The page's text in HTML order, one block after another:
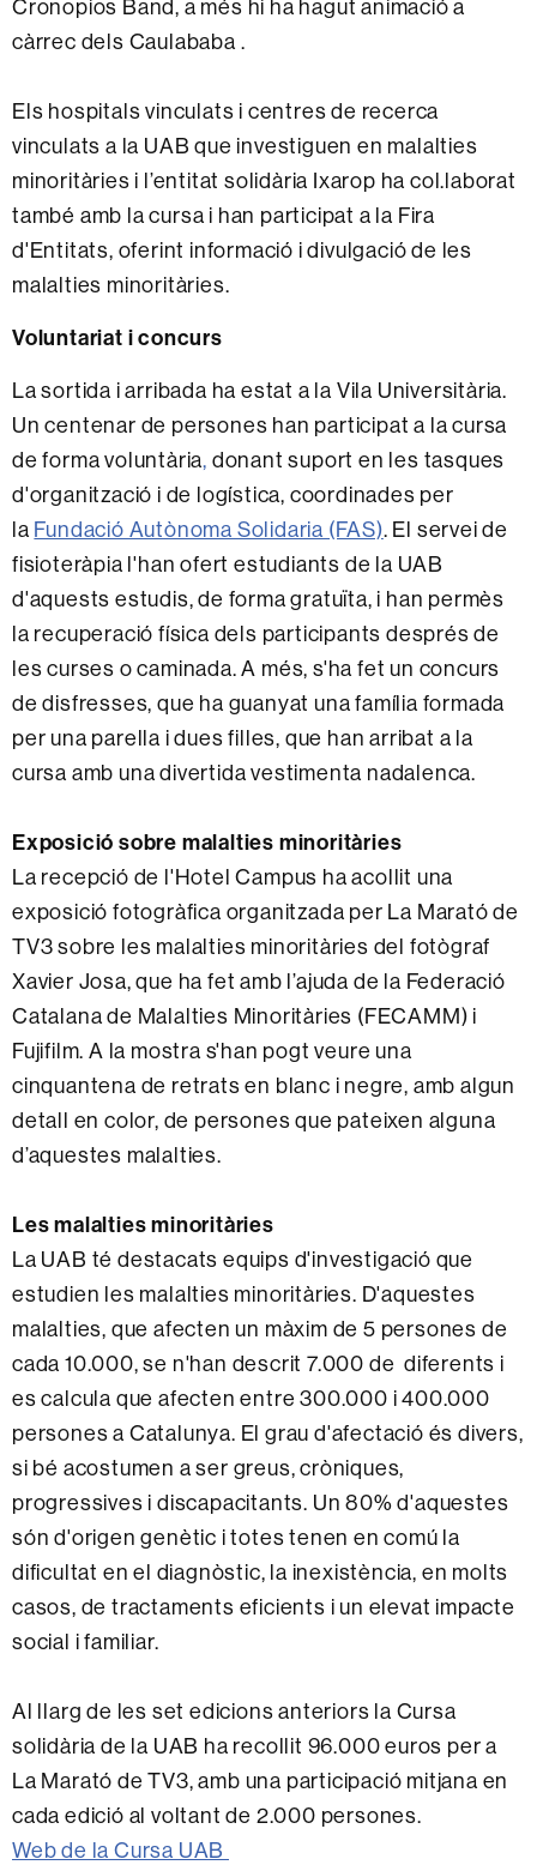
Cronopios Band, a més hi ha hagut animació a
càrrec dels Caulababa .
Els hospitals vinculats i centres de recerca
vinculats a la UAB que investiguen en malalties
minoritàries i l’entitat solidària Ixarop ha col.laborat
també amb la cursa i han participat a la Fira
d'Entitats, oferint informació i divulgació de les
malalties minoritàries.
Voluntariat i concurs
La sortida i arribada ha estat a la Vila Universitària.
Un centenar de persones han participat a la cursa
de forma voluntària, donant suport en les tasques
d'organització i de logística, coordinades per
la Fundació Autònoma Solidaria (FAS). El servei de
fisioteràpia l'han ofert estudiants de la UAB
d'aquests estudis, de forma gratuïta, i han permès
la recuperació física dels participants després de
les curses o caminada. A més, s'ha fet un concurs
de disfresses, que ha guanyat una família formada
per una parella i dues filles, que han arribat a la
cursa amb una divertida vestimenta nadalenca.
Exposició sobre malalties minoritàries
La recepció de l'Hotel Campus ha acollit una
exposició fotogràfica organitzada per La Marató de
TV3 sobre les malalties minoritàries del fotògraf
Xavier Josa, que ha fet amb l’ajuda de la Federació
Catalana de Malalties Minoritàries (FECAMM) i
Fujifilm. A la mostra s'han pogt veure una
cinquantena de retrats en blanc i negre, amb algun
detall en color, de persones que pateixen alguna
d’aquestes malalties.
Les malalties minoritàries
La UAB té destacats equips d'investigació que
estudien les malalties minoritàries. D'aquestes
malalties, que afecten un màxim de 5 persones de
cada 10.000, se n'han descrit 7.000 de diferents i
es calcula que afecten entre 300.000 i 400.000
persones a Catalunya. El grau d'afectació és divers,
si bé acostumen a ser greus, cròniques,
progressives i discapacitants. Un 80% d'aquestes
són d'origen genètic i totes tenen en comú la
dificultat en el diagnòstic, la inexistència, en molts
casos, de tractaments eficients i un elevat impacte
social i familiar.
Al llarg de les set edicions anteriors la Cursa
solidària de la UAB ha recollit 96.000 euros per a
La Marató de TV3, amb una participació mitjana en
cada edició al voltant de 2.000 persones.
Web de la Cursa UAB